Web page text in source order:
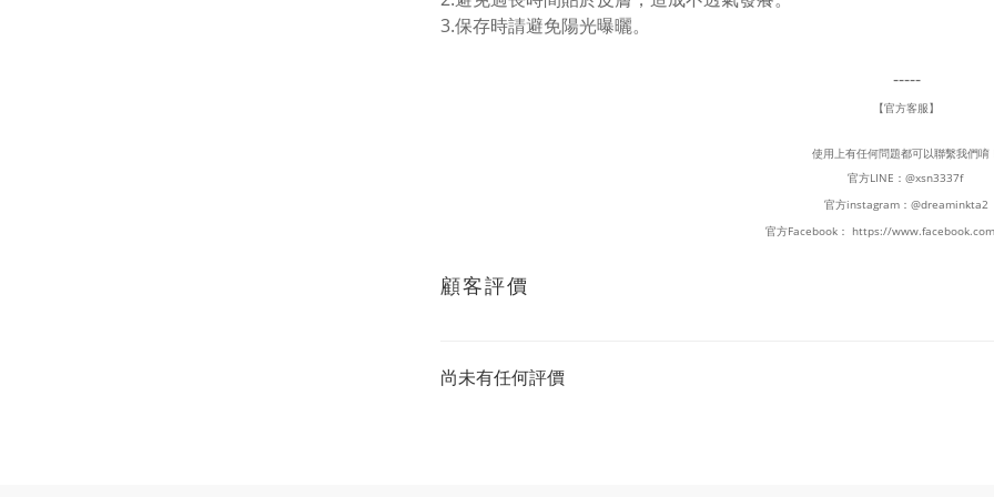
3.保存時請避免陽光曝曬。
-----
【官方客服】
使用上有任何問題都可以聯繫我們唷
官方LINE： @xsn3337f
官方instagram： @dreaminkta2
官方Facebook： https://
顧客評價
尚未有任何評價